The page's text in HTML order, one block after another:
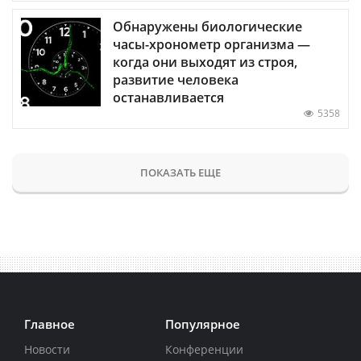
Обнаружены биологические
часы-хронометр организма —
когда они выходят из строя,
развитие человека
останавливается
5358
ПОКАЗАТЬ ЕЩЕ
Главное
Новости
Популярное
Конференции